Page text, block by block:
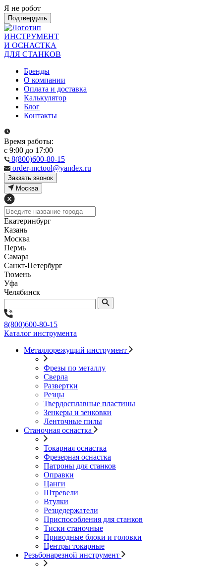
Я не робот
Подтвердить
ИНСТРУМЕНТ
И ОСНАСТКА
ДЛЯ СТАНКОВ
Бренды
О компании
Оплата и доставка
Калькулятор
Блог
Контакты
Время работы:
с 9:00 до 17:00
8(800)600-80-15
order-mctool@yandex.ru
Закзать звонок
Москва
Екатеринбург
Казань
Москва
Пермь
Самара
Санкт-Петербург
Тюмень
Уфа
Челябинск
8(800)600-80-15
Каталог инструмента
Металлорежущий инструмент
Фрезы по металлу
Сверла
Развертки
Резцы
Твердосплавные пластины
Зенкеры и зенковки
Ленточные пилы
Станочная оснастка
Токарная оснастка
Фрезерная оснастка
Патроны для станков
Оправки
Цанги
Штревели
Втулки
Резцедержатели
Приспособления для станков
Тиски станочные
Приводные блоки и головки
Центры токарные
Резьбонарезной инструмент